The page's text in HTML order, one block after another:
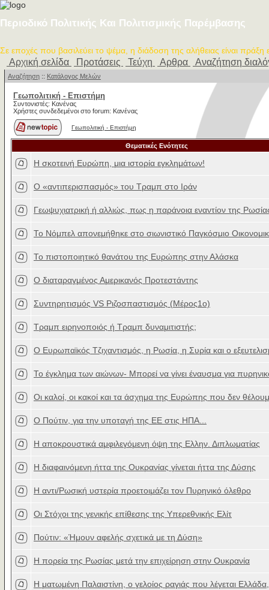
Περιοδικό Πολιτικής Και Πολιτισμικής Παρέμβασης
Σε εποχές που βασιλεύει το ψέμα, η διάδοση της αλήθειας είναι πράξη
Αρχική σελίδα Προτάσεις Τεύχη Αρθρα Αναζήτηση
Αναζήτηση :: Κατάλογος Μελών
Γεωπολιτική - Επιστήμη
Συντονιστές: Κανένας
Χρήστες συνδεδεμένοι στο forum: Κανένας
Γεωπολιτική - Επιστήμη
Θεματικές Ενότητες
Η σκοτεινή Ευρώπη, μια ιστορία εγκλημάτων!
Ο «αντιπερισπασμός» του Τραμπ στο Ιράν
Γεωψυχιατρική ή αλλιώς, πως η παράνοια εναντίον της
Το Νόμπελ απονεμήθηκε στο σιωνιστικό Παγκόσμιο
Το πιστοποιητικό θανάτου της Ευρώπης στην Αλάσκα
Ο διαταραγμένος Αμερικανός Προτεστάντης
Συντηρητισμός VS Ριζοσπαστισμός (Μέρος1ο)
Τραμπ ειρηνοποιός ή Τραμπ δυναμιτιστής;
Ο Ευρωπαϊκός Τζιχαντισμός, η Ρωσία, η Συρία και ο
Το έγκλημα των αιώνων- Μπορεί να γίνει έναυσμα για
Οι καλοί, οι κακοί και τα άσχημα της Ευρώπης που δεν
Ο Πούτιν, για την υποταγή της ΕΕ στις ΗΠΑ...
Η αποκρουστικά αμφιλεγόμενη όψη της Ελλην. Διπλωματίας
Η διαφαινόμενη ήττα της Ουκρανίας γίνεται ήττα της Δύσης
Η αντι/Ρωσική υστερία προετοιμάζει τον Πυρηνικό όλεθρο
Οι Στόχοι της γενικής επίθεσης της Υπερεθνικής Ελίτ
Πούτιν: «Ήμουν αφελής σχετικά με τη Δύση»
H πορεία της Ρωσίας μετά την επιχείρηση στην Ουκρανία
H ματωμένη Παλαιστίνη, ο γελοίος ραγιάς που λέγεται Ελλάδα,